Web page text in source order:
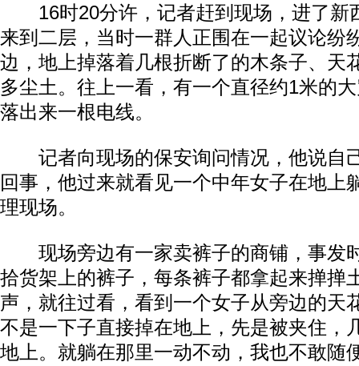
16时20分许，记者赶到现场，进了新
来到二层，当时一群人正围在一起议论纷
边，地上掉落着几根折断了的木条子、天
多尘土。往上一看，有一个直径约1米的
落出来一根电线。
记者向现场的保安询问情况，他说自
回事，他过来就看见一个中年女子在地上
理现场。
现场旁边有一家卖裤子的商铺，事发
拾货架上的裤子，每条裤子都拿起来掸掸
声，就往过看，看到一个女子从旁边的天
不是一下子直接掉在地上，先是被夹住，
地上。就躺在那里一动不动，我也不敢随